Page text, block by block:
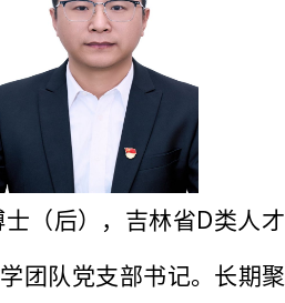
（后），吉林省D类人
团队党支部书记。长期